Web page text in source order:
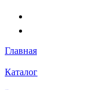
Главная
Каталог